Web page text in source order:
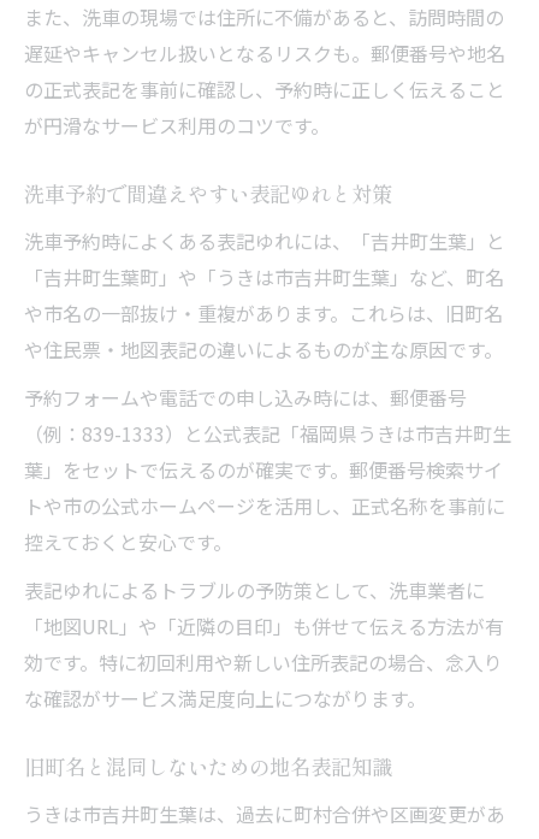
また、洗車の現場では住所に不備があると、訪問時間の
遅延やキャンセル扱いとなるリスクも。郵便番号や地名
の正式表記を事前に確認し、予約時に正しく伝えること
が円滑なサービス利用のコツです。
洗車予約で間違えやすい表記ゆれと対策
洗車予約時によくある表記ゆれには、「吉井町生葉」と
「吉井町生葉町」や「うきは市吉井町生葉」など、町名
や市名の一部抜け・重複があります。これらは、旧町名
や住民票・地図表記の違いによるものが主な原因です。
予約フォームや電話での申し込み時には、郵便番号
（例：839-1333）と公式表記「福岡県うきは市吉井町生
葉」をセットで伝えるのが確実です。郵便番号検索サイ
トや市の公式ホームページを活用し、正式名称を事前に
控えておくと安心です。
表記ゆれによるトラブルの予防策として、洗車業者に
「地図URL」や「近隣の目印」も併せて伝える方法が有
効です。特に初回利用や新しい住所表記の場合、念入り
な確認がサービス満足度向上につながります。
旧町名と混同しないための地名表記知識
うきは市吉井町生葉は、過去に町村合併や区画変更があ